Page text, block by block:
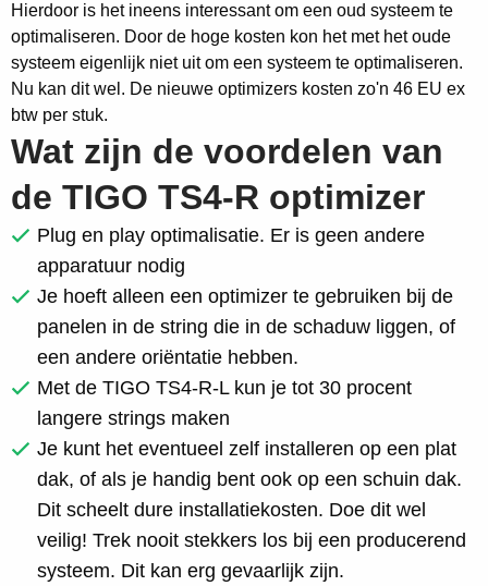
Hierdoor is het ineens interessant om een oud systeem te
optimaliseren. Door de hoge kosten kon het met het oude
systeem eigenlijk niet uit om een systeem te optimaliseren.
Nu kan dit wel. De nieuwe optimizers kosten zo'n 46 EU ex
btw per stuk.
Wat zijn de voordelen van
de TIGO TS4-R optimizer
Plug en play optimalisatie. Er is geen andere
apparatuur nodig
Je hoeft alleen een optimizer te gebruiken bij de
panelen in de string die in de schaduw liggen, of
een andere oriëntatie hebben.
Met de TIGO TS4-R-L kun je tot 30 procent
langere strings maken
Je kunt het eventueel zelf installeren op een plat
dak, of als je handig bent ook op een schuin dak.
Dit scheelt dure installatiekosten. Doe dit wel
veilig! Trek nooit stekkers los bij een producerend
systeem. Dit kan erg gevaarlijk zijn.